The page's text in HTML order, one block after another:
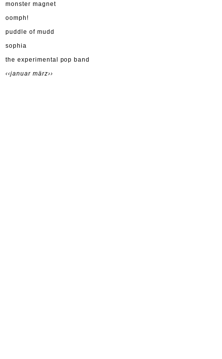
monster magnet
oomph!
puddle of mudd
sophia
the experimental pop band
‹‹januar märz››